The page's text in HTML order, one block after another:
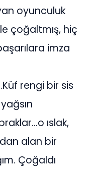
oyunculuk
çoğaltmış, hiç
imza
rengi bir sis
ıslak,
alan bir
Çoğaldı